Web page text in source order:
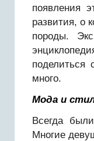
появления
развития, о
породы.
поделиться
много.
Мода и
Всегда
Многие